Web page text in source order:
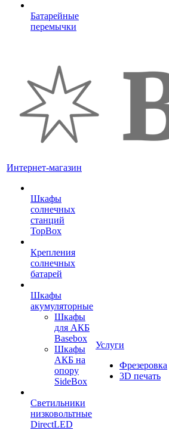
Батарейные
перемычки
Интернет-магазин
Шкафы
солнечных
станций
TopBox
Крепления
солнечных
батарей
Шкафы
акумуляторные
Шкафы
для АКБ
Basebox
Шкафы
АКБ на
опору
SideBox
Светильники
низковольтные
DirectLED
Услуги
Фрезеровка
3D печать